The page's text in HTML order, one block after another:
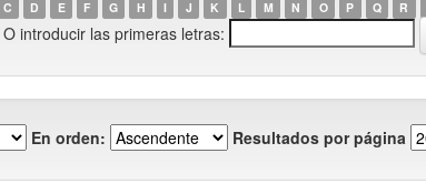
C D E F G H I J K L M N O P Q R
O introducir las primeras letras:
En orden: Resultados por página